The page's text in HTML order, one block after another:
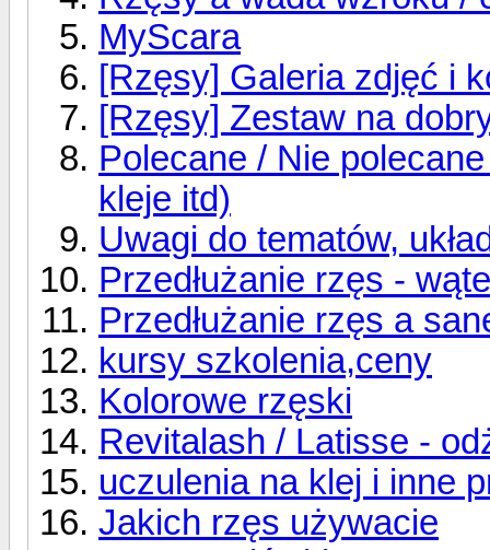
MyScara
[Rzęsy] Galeria zdjęć i
[Rzęsy] Zestaw na
Polecane / Nie
kleje itd)
Uwagi do tematów,
Przedłużanie rzęs -
Przedłużanie rzęs a
kursy szkolenia,ceny
Kolorowe rzęski
Revitalash / Latisse -
uczulenia na klej i inne
Jakich rzęs używacie